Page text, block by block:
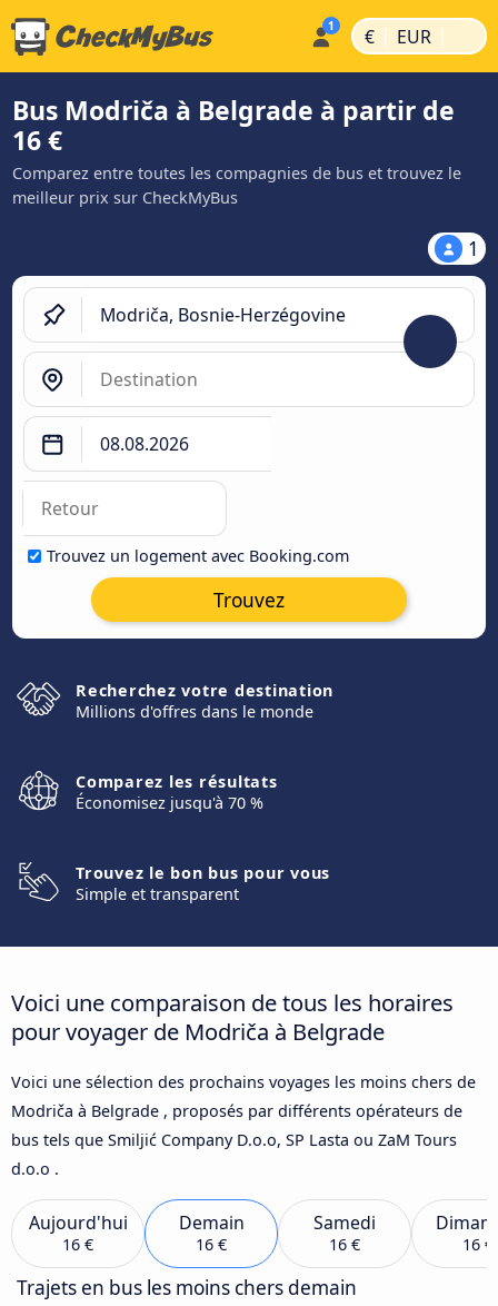
€ | EUR |
Bus Modriča à Belgrade à partir de
16 €
Comparez entre toutes les compagnies de bus et trouvez le
meilleur prix sur CheckMyBus
1
Trouvez un logement avec Booking.com
Trouvez
Recherchez votre destination
Millions d'offres dans le monde
Comparez les résultats
Économisez jusqu'à 70 %
Trouvez le bon bus pour vous
Simple et transparent
Voici une comparaison de tous les horaires
pour voyager de Modriča à Belgrade
Voici une sélection des prochains voyages les moins chers de
Modriča à Belgrade , proposés par différents opérateurs de
bus tels que Smiljić Company D.o.o, SP Lasta ou ZaM Tours
d.o.o .
Aujourd'hui
16 €
Demain
16 €
Samedi
16 € 16 €
Trajets en bus les moins chers demain